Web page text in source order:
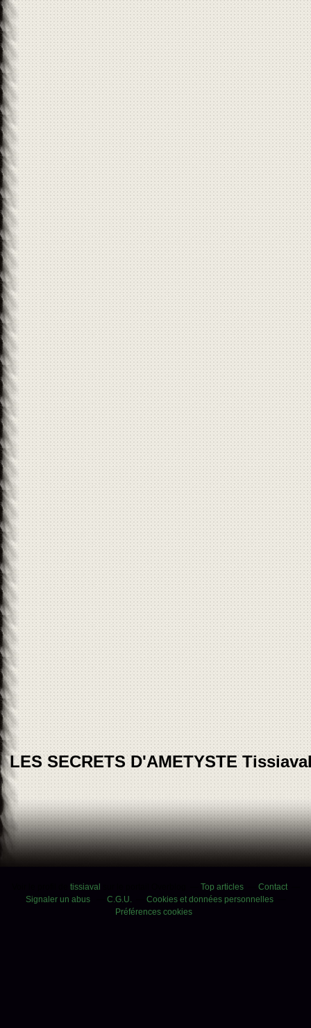
LES SECRETS D'AMETYSTE
tissiaval Top articles
Contact
Signaler un abus
C.G.U.
Cookies et données personnelles
Préférences cookies